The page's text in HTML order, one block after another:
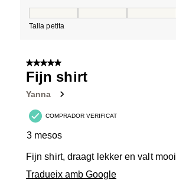
Talla petita
5 de 5 estrelles.
Fijn shirt
Yanna
COMPRADOR VERIFICAT
3 mesos
Fijn shirt, draagt lekker en valt mooi
Tradueix amb Google